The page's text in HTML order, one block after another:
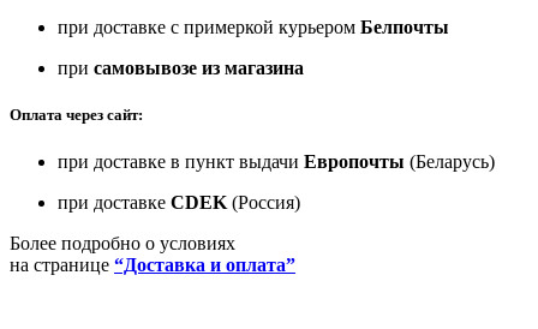
при доставке с примеркой курьером Белпочты
при самовывозе из магазина
Оплата через сайт:
при доставке в пункт выдачи Европочты (Беларусь)
при доставке CDEK (Россия)
Более подробно о условиях
на странице “Доставка и оплата”